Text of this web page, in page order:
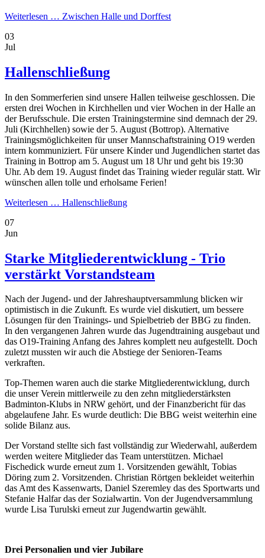
Weiterlesen … Zwischen Halle und Dorffest
03
Jul
Hallenschließung
In den Sommerferien sind unsere Hallen teilweise geschlossen. Die
ersten drei Wochen in Kirchhellen und vier Wochen in der Halle an
der Berufsschule. Die ersten Trainingstermine sind demnach der 29.
Juli (Kirchhellen) sowie der 5. August (Bottrop). Alternative
Trainingsmöglichkeiten für unser Mannschaftstraining O19 werden
intern kommuniziert. Für unsere Kinder und Jugendlichen startet das
Training in Bottrop am 5. August um 18 Uhr und geht bis 19:30
Uhr. Ab dem 19. August findet das Training wieder regulär statt. Wir
wünschen allen tolle und erholsame Ferien!
Weiterlesen … Hallenschließung
07
Jun
Starke Mitgliederentwicklung - Trio
verstärkt Vorstandsteam
Nach der Jugend- und der Jahreshauptversammlung blicken wir
optimistisch in die Zukunft. Es wurde viel diskutiert, um bessere
Lösungen für den Trainings- und Spielbetrieb der BBG zu finden.
In den vergangenen Jahren wurde das Jugendtraining ausgebaut und
das O19-Training Anfang des Jahres komplett neu aufgestellt. Doch
zuletzt mussten wir auch die Abstiege der Senioren-Teams
verkraften.
Top-Themen waren auch die starke Mitgliederentwicklung, durch
die unser Verein mittlerweile zu den zehn mitgliederstärksten
Badminton-Klubs in NRW gehört, und der Finanzbericht für das
abgelaufene Jahr. Es wurde deutlich: Die BBG weist weiterhin eine
solide Bilanz aus.
Der Vorstand stellte sich fast vollständig zur Wiederwahl, außerdem
werden weitere Mitglieder das Team unterstützen. Michael
Fischedick wurde erneut zum 1. Vorsitzenden gewählt, Tobias
Döring zum 2. Vorsitzenden. Christian Rörtgen bekleidet weiterhin
das Amt des Kassenwarts, Daniel Szeremley das des Sportwarts und
Stefanie Halfar das der Sozialwartin. Von der Jugendversammlung
wurde Lisa Turulski erneut zur Jugendwartin gewählt.
Drei Personalien und vier Jubilare